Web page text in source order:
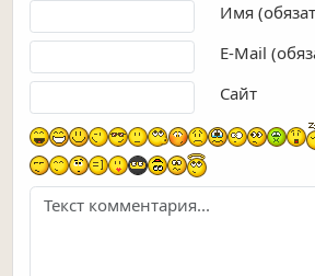
Имя
E-Mail
Сайт